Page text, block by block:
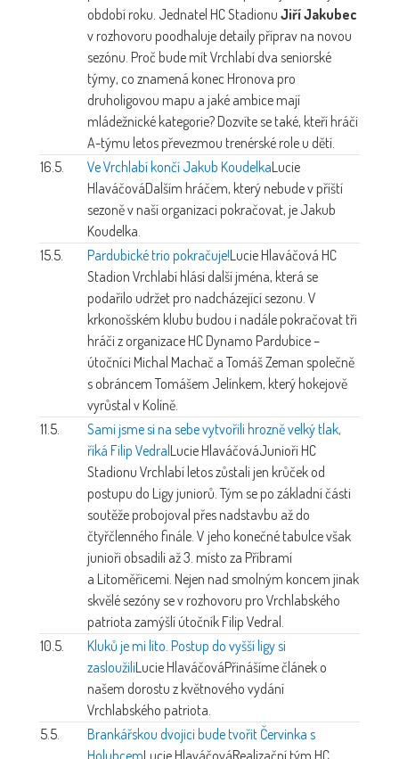
období roku. Jednatel HC Stadionu Jiří Jakubec
v rozhovoru poodhaluje detaily příprav na novou
sezónu. Proč bude mít Vrchlabí dva seniorské
týmy, co znamená konec Hronova pro
druholigovou mapu a jaké ambice mají
mládežnické kategorie? Dozvíte se také, kteří hráči
A-týmu letos převezmou trenérské role u dětí.
16.5.
Ve Vrchlabí končí Jakub KoudelkaLucie
HlaváčováDalším hráčem, který nebude v příští
sezoně v naší organizaci pokračovat, je Jakub
Koudelka.
15.5.
Pardubické trio pokračuje!Lucie Hlaváčová HC
Stadion Vrchlabí hlásí další jména, která se
podařilo udržet pro nadcházející sezonu. V
krkonošském klubu budou i nadále pokračovat tři
hráči z organizace HC Dynamo Pardubice –
útočníci Michal Machač a Tomáš Zeman společně
s obráncem Tomášem Jelínkem, který hokejově
vyrůstal v Kolíně.
11.5.
Sami jsme si na sebe vytvořili hrozně velký tlak,
říká Filip VedralLucie HlaváčováJunioři HC
Stadionu Vrchlabí letos zůstali jen krůček od
postupu do Ligy juniorů. Tým se po základní části
soutěže probojoval přes nadstavbu až do
čtyřčlenného finále. V jeho konečné tabulce však
junioři obsadili až 3. místo za Příbramí
a Litoměřicemi. Nejen nad smolným koncem jinak
skvělé sezóny se v rozhovoru pro Vrchlabského
patriota zamýšlí útočník Filip Vedral.
10.5.
Kluků je mi líto. Postup do vyšší ligy si
zasloužiliLucie HlaváčováPřinášíme článek o
našem dorostu z květnového vydání
Vrchlabského patriota.
5.5.
Brankářskou dvojici bude tvořit Červinka s
HolubcemLucie HlaváčováRealizační tým HC